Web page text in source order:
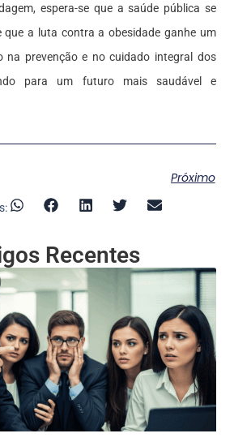
espera-se que a saúde pública se
que a luta contra a obesidade ganhe um
na prevenção e no cuidado integral dos
para um futuro mais saudável e
Próximo
Recentes